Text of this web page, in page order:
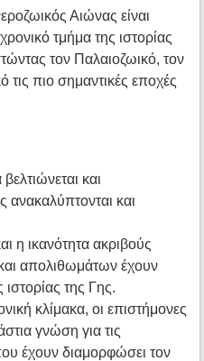
Αιώνας είναι
τμήμα της ιστορίας
τον Παλαιοζωικό, τον
τις πιο σημαντικές εποχές
και
και
η ικανότητα ακριβούς
απολιθωμάτων έχουν
της Γης.
κλίμακα, οι επιστήμονες
γνώση για τις
έχουν διαμορφώσει τον